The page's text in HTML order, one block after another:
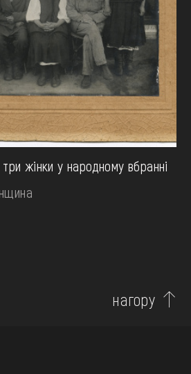
три жінки у народному вбранні
нагору